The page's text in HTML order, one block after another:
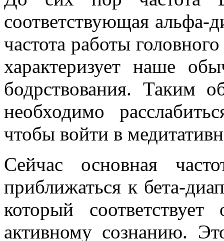
соответствующая альфа-
частота работы
характеризует наше
бодрствования. Таким
необходимо
чтобы войти в
Сейчас основная
приближаться к бета-
который
активному сознанию.